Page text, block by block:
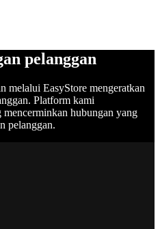
pelanggan
melalui EasyStore mengeratkan
Platform kami
mencerminkan hubungan yang
pelanggan.